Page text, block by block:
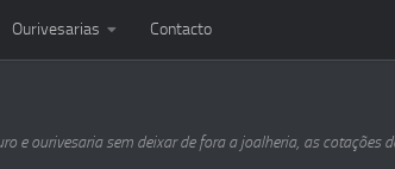
Ourivesarias Contacto
e ourivesaria sem deixar de fora a joalheria, as cotações